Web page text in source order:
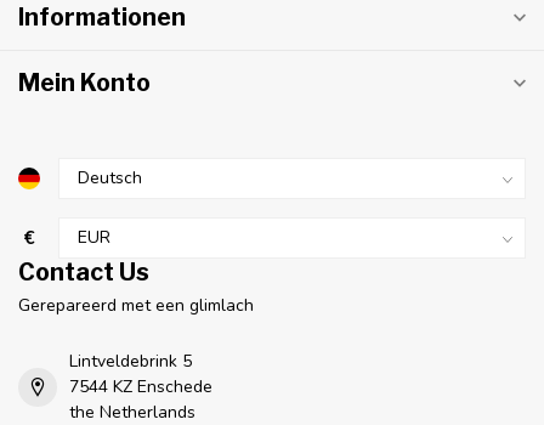
Informationen
Mein Konto
€
Contact Us
Gerepareerd met een glimlach
Lintveldebrink 5
7544 KZ Enschede
the Netherlands